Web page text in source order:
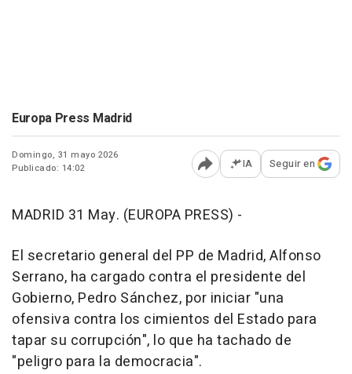
Europa Press Madrid
Domingo, 31 mayo 2026
Publicado: 14:02
Abrir opciones para
IA Seguir en
MADRID 31 May. (EUROPA PRESS) -
El secretario general del PP de Madrid, Alfonso
Serrano, ha cargado contra el presidente del
Gobierno, Pedro Sánchez, por iniciar "una
ofensiva contra los cimientos del Estado para
tapar su corrupción", lo que ha tachado de
"peligro para la democracia".